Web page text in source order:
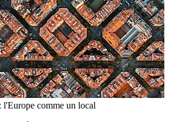
l'Europe comme un local